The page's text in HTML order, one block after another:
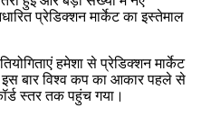
प्रेडिक्शन मार्केट का इस्तेमाल
हमेशा से प्रेडिक्शन मार्केट
बार विश्व कप का आकार पहले से
स्तर तक पहुंच गया।